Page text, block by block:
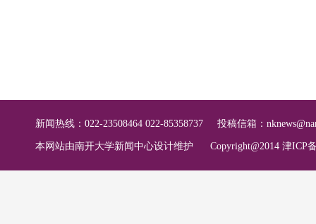
新闻热线：022-23508464 022-85358737 投稿信箱：
本网站由南开大学新闻中心设计维护 Copyright@2014 津ICP